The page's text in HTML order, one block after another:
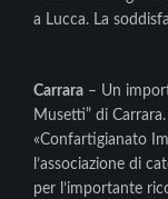
a Lucca. La
Carrara – Un
Musetti” di
«Confartigianato
l’associazione di
per l’importante